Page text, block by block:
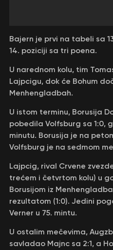
Bajern je prvi na tabeli sa
14. poziciji sa tri poena.
U narednom kolu, tim
Lajpcigu, dok će Bohum
Menhengladbah.
U istom terminu, Borusija
pobedila Volfsburg sa 1:0,
minutu. Borusija je na
Volfsburg je na sedmom
Lajpcig, rival Crvene
trećem i četvrtom kolu) u
Borusijom iz
rezultatom (1:0). Jedini
Verner u 75. mintu.
U ostalim mečevima,
savladao Majnc sa 2:1, a